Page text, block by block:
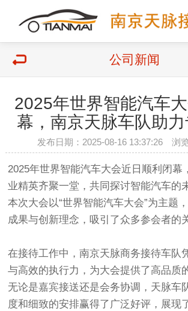
公司新闻
2025年世界智能汽车
幕，南京天脉车队助
发布日期：2025-08-16 13:37:26 浏
2025年世界智能汽车大会近日顺利闭幕
业精英齐聚一堂，共同探讨智能汽车的
本次大会以“世界智能汽车大会”为主题
成果与创新理念，吸引了众多参会者的
在接待工作中，南京天脉商务接待车队
与高效的执行力，为大会提供了高品质
无论是嘉宾接送还是会务协调，天脉车
度和细致的安排赢得了广泛好评，展现